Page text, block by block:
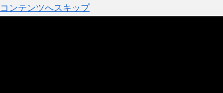
コンテンツへスキップ